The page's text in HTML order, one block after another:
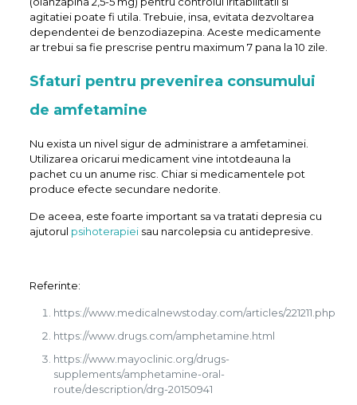
agitatiei poate fi utila. Trebuie, insa, evitata dezvoltarea
dependentei de benzodiazepina. Aceste medicamente
ar trebui sa fie prescrise pentru maximum 7 pana la 10 zile.
Sfaturi pentru prevenirea consumului
de amfetamine
Nu exista un nivel sigur de administrare a amfetaminei.
Utilizarea oricarui medicament vine intotdeauna la
pachet cu un anume risc. Chiar si medicamentele pot
produce efecte secundare nedorite.
De aceea, este foarte important sa va tratati depresia cu
ajutorul psihoterapieisau narcolepsia cu antidepresive.
Referinte:
https://www.medicalnewstoday.com/articles/221211.php
https://www.drugs.com/amphetamine.html
https://www.mayoclinic.org/drugs-
supplements/amphetamine-oral-
route/description/drg-20150941